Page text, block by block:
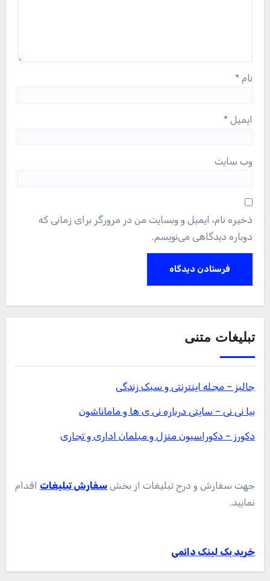
نام *
ایمیل *
وب‌ سایت
ذخیره نام، ایمیل و وبسایت من در مرورگر برای زمانی که
دوباره دیدگاهی می‌نویسم.
تبلیغات متنی
جالبز – مجله اینترنتی و سبک زندگی
بیا نی نی – سایتی درباره نی ی ها و ماماناشون
دکورز – دکوراسیون منزل و مبلمان اداری و تجاری
جهت سفارش و درج تبلیغات از بخش سفارش تبلیغات اقدام
نمایید.
خرید بک لینک دائمی